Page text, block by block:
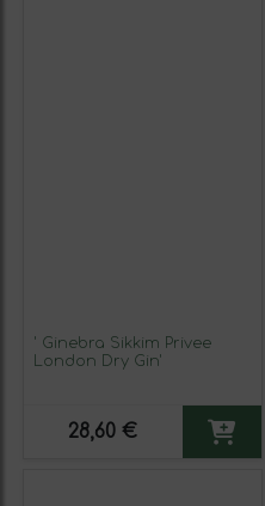
' Ginebra Sikkim Privee
London Dry Gin'
28,60 €